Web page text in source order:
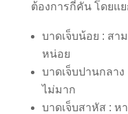
ต้องการกี่คัน โดยแ
บาดเจ็บน้อย : สา
หน่อย
บาดเจ็บปานกลา
ไม่มาก
บาดเจ็บสาหัส : ห